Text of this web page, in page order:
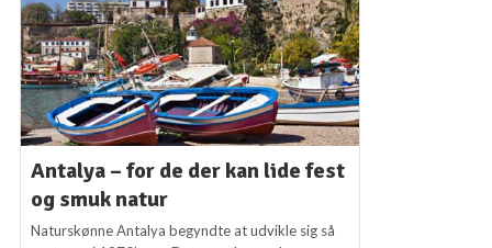
Antalya – for de der kan lide fest
og smuk natur
Naturskønne Antalya begyndte at udvikle sig så